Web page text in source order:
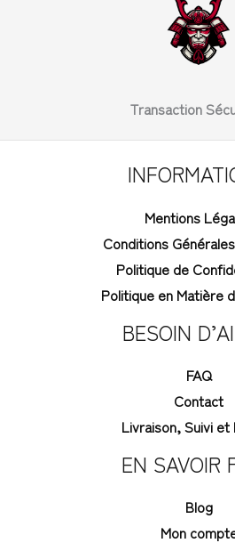
Transaction
Mentions
Conditions
Politique de
Politique en Matière
BESOIN
FAQ
Contact
Livraison, Suivi
EN SAVOIR
Blog
Mon